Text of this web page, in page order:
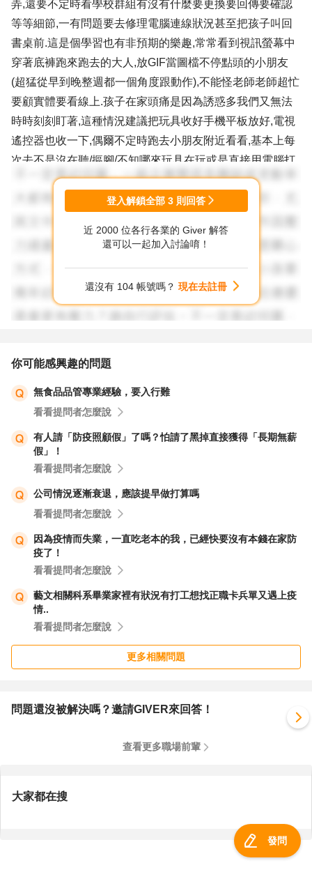
弄,還要不定時看學校群組有沒有什麼要更換要回傳要確認
等等細節,一有問題要去修理電腦連線狀況甚至把孩子叫回
書桌前.這是個學習也有非預期的樂趣,常常看到視訊螢幕中
穿著底褲跑來跑去的大人,放GIF當圖檔不停點頭的小朋友
(超猛從早到晚整週都一個角度跟動作),不能怪老師老師超忙
要顧實體要看線上.孩子在家頭痛是因為誘惑多我們又無法
時時刻刻盯著,這種情況建議把玩具收好手機平板放好,電視
遙控器也收一下,偶爾不定時跑去小朋友附近看看,基本上每
次去不是沒在聽/摳腳/不知哪來玩具在玩或是直接用電腦打
遊戲(真的不知道麼來的,裡面還有同學一起).記住!發現了不
要破口大罵留點面子給他,要很無奈語重心長他們有接收我
們的傷心比較重要.這是新生活型態大家都一樣我認為您是
不習慣不是無法應對,上課也有下課時間養成他們自律習慣
登入解鎖全部 3 則回答
近 2000 位各行各業的 Giver 解答
還可以一起加入討論唷！
還沒有 104 帳號嗎？ 現在去註冊
你可能感興趣的問題
無食品品管專業經驗，要入行難
看看提問者怎麼說
有人請「防疫照顧假」了嗎？怕請了黑掉直接獲得「長期無薪
假」！
看看提問者怎麼說
公司情況逐漸衰退，應該提早做打算嗎
看看提問者怎麼說
因為疫情而失業，一直吃老本的我，已經快要沒有本錢在家防
疫了！
看看提問者怎麼說
藝文相關科系畢業家裡有狀況有打工想找正職卡兵單又遇上疫
情..
看看提問者怎麼說
更多相關問題
問題還沒被解決嗎？邀請GIVER來回答！
查看更多職場前輩
大家都在搜
發問